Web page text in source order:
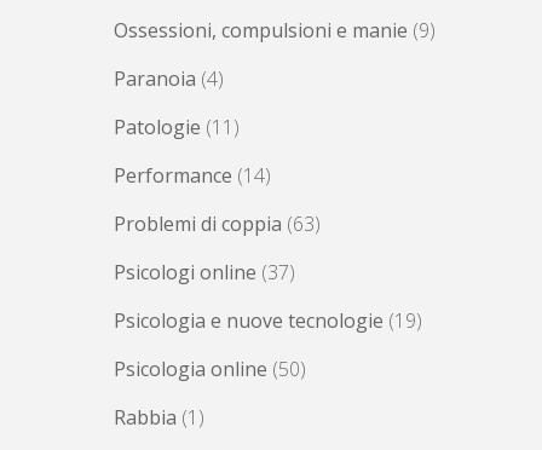
Ossessioni, compulsioni e manie (9)
Paranoia (4)
Patologie (11)
Performance (14)
Problemi di coppia (63)
Psicologi online (37)
Psicologia e nuove tecnologie (19)
Psicologia online (50)
Rabbia (1)